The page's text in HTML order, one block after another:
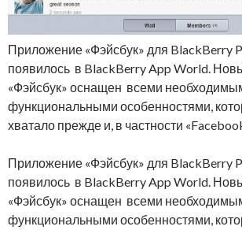
Приложение «Фэйсбук» для BlackBerry
появилось в BlackBerry App World.
«Фэйсбук» оснащен всеми
функциональными особенностями,
хватало прежде и, в частности
Приложение «Фэйсбук» для BlackBerry
появилось в BlackBerry App World.
«Фэйсбук» оснащен всеми
функциональными особенностями,